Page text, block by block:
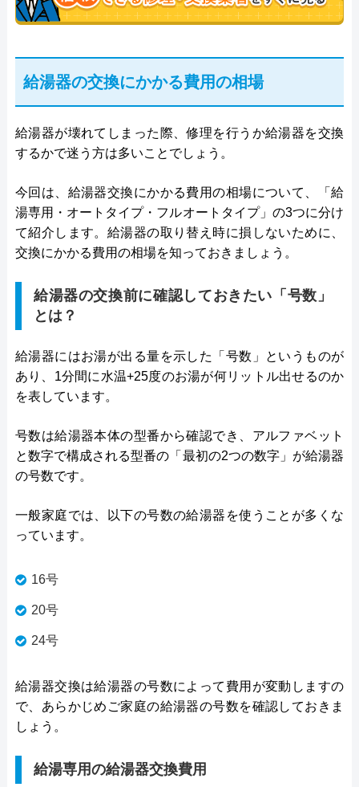
給湯器の交換にかかる費用の相場
給湯器が壊れてしまった際、修理を行うか給湯器を交換
するかで迷う方は多いことでしょう。
今回は、給湯器交換にかかる費用の相場について、「給
湯専用・オートタイプ・フルオートタイプ」の3つに分け
て紹介します。給湯器の取り替え時に損しないために、
交換にかかる費用の相場を知っておきましょう。
給湯器の交換前に確認しておきたい「号数」
とは？
給湯器にはお湯が出る量を示した「号数」というものが
あり、1分間に水温+25度のお湯が何リットル出せるのか
を表しています。
号数は給湯器本体の型番から確認でき、アルファベット
と数字で構成される型番の「最初の2つの数字」が給湯器
の号数です。
一般家庭では、以下の号数の給湯器を使うことが多くな
っています。
16号
20号
24号
給湯器交換は給湯器の号数によって費用が変動しますの
で、あらかじめご家庭の給湯器の号数を確認しておきま
しょう。
給湯専用の給湯器交換費用